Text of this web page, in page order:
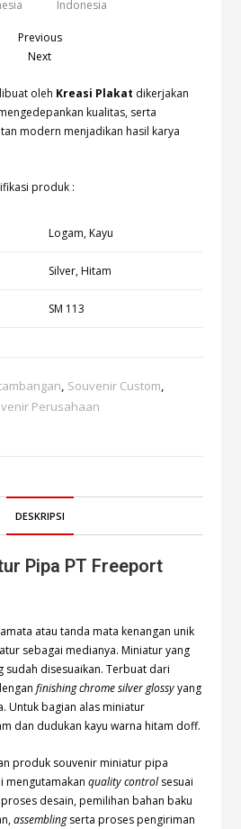
Previous
Next
oleh Kreasi Plakat dikerjakan
kualitas, serta
modern menjadikan hasil karya
produk :
Logam, Kayu
Silver, Hitam
SM 113
, Souvenir Custom,
Perusahaan
DESKRIPSI
Pipa PT Freeport
atau tanda mata kenangan unik
sebagai medianya. Miniatur yang
sudah disesuaikan. Terbuat dari
finishing chrome silver glossyyang
Untuk bagian alas miniatur
dan dudukan kayu warna hitam doff.
produk souvenir miniatur pipa
mengutamakanquality controlsesuai
desain, pemilihan bahan baku
assemblingserta proses pengiriman